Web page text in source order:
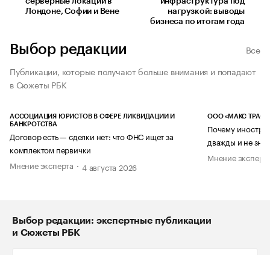
Лондоне, Софии и Вене
нагрузкой: выводы
бизнеса по итогам года
Выбор редакции
Все
Публикации, которые получают больше внимания и попадают
в Сюжеты РБК
АССОЦИАЦИЯ ЮРИСТОВ В СФЕРЕ ЛИКВИДАЦИИ И
БАНКРОТСТВА
Договор есть — сделки нет: что ФНС ищет за
комплектом первички
Мнение эксперта
4 августа 2026
ООО «МАКС ТРАСТ»
Почему
дважды и не
Мнение
Выбор редакции: экспертные публикации
и Сюжеты РБК